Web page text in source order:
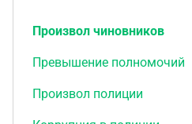
Произвол чиновников
Превышение полномочий
Произвол полиции